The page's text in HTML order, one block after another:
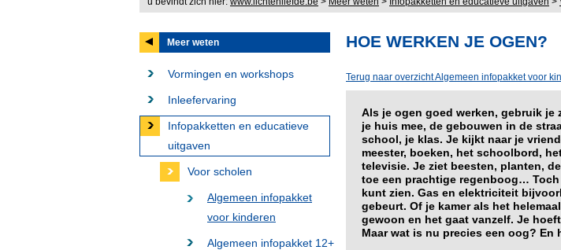
Meer weten
Vormingen en workshops
Inleefervaring
Infopakketten en educatieve
uitgaven
Voor scholen
Algemeen infopakket
voor kinderen
Algemeen infopakket 12+
HOE WERKEN JE OGEN?
Terug naar overzicht Algemeen infopakket voor
Als je ogen goed werken, gebruik je
je huis mee, de gebouwen in de
school, je klas. Je kijkt naar je
meester, boeken, het schoolbord,
televisie. Je ziet beesten, planten,
toe een prachtige regenboog… T
kunt zien. Gas en elektriciteit
gebeurt. Of je kamer als het
gewoon en het gaat vanzelf. Je
Maar wat is nu precies een oog?